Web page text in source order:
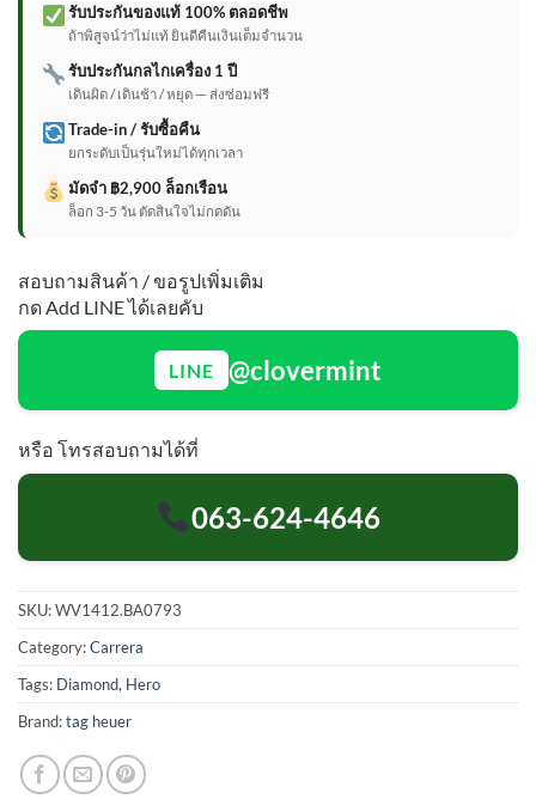
รับประกันของแท้ 100% ตลอดชีพ
ถ้าพิสูจน์ว่าไม่แท้ ยินดีคืนเงินเต็มจำนวน
รับประกันกลไกเครื่อง 1 ปี
เดินผิด / เดินช้า / หยุด — ส่งซ่อมฟรี
Trade-in / รับซื้อคืน
ยกระดับเป็นรุ่นใหม่ได้ทุกเวลา
มัดจำ ฿2,900 ล็อกเรือน
ล็อก 3-5 วัน ตัดสินใจไม่กดดัน
สอบถามสินค้า / ขอรูปเพิ่มเติม
กด Add LINE ได้เลยคับ
LINE @clovermint
หรือ โทรสอบถามได้ที่
063-624-4646
SKU:WV1412.BA0793
Category:Carrera
Tags: Diamond, Hero
Brand:tag heuer